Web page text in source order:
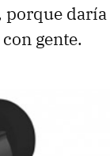
porque daría
gente.